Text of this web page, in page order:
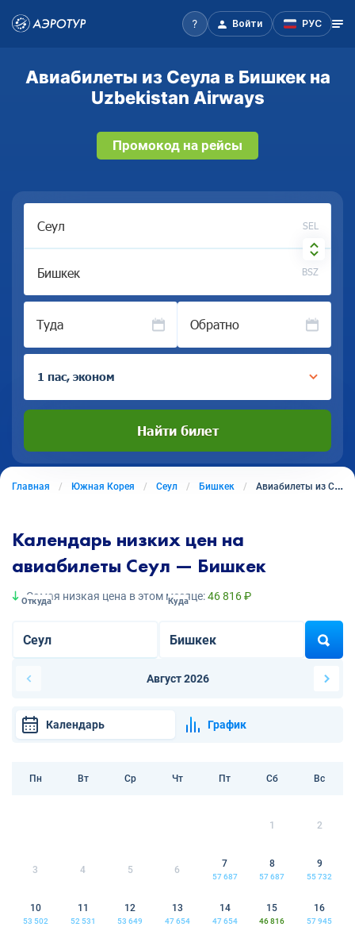
Войти РУС
Авиабилеты из Сеула в Бишкек на
Uzbekistan Airways
Промокод на рейсы
SEL
BSZ
Туда Обратно
1 пас, эконом
Найти билет
Главная Южная Корея Сеул Бишкек Авиабилеты из Сеула в Бишкек
Календарь низких цен на
авиабилеты Сеул — Бишкек
Самая низкая цена в этом месяце:46 816 ₽
Откуда Куда
Август 2026
Календарь График
Пн Вт Ср Чт Пт Сб Вс
1 2
3 4 5 6
7
57 687
8
57 687
9
55 732
10
53 502
11
52 531
12
53 649
13
47 654
14
47 654
15
46 816
16
57 945